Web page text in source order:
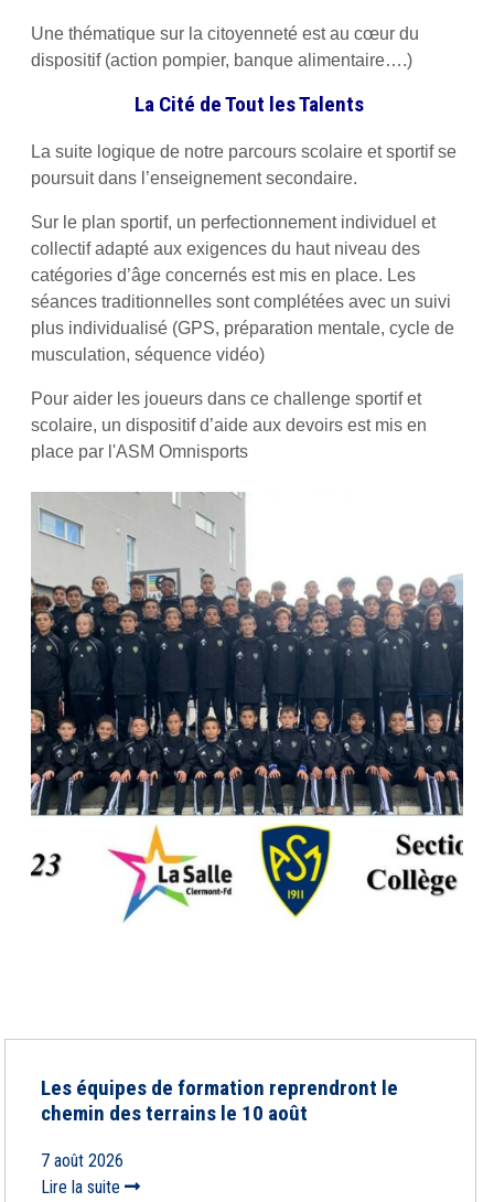
Une thématique sur la citoyenneté est au cœur du
dispositif (action pompier, banque alimentaire….)
La Cité de Tout les Talents
La suite logique de notre parcours scolaire et sportif se
poursuit dans l’enseignement secondaire.
Sur le plan sportif, un perfectionnement individuel et
collectif adapté aux exigences du haut niveau des
catégories d’âge concernés est mis en place. Les
séances traditionnelles sont complétées avec un suivi
plus individualisé (GPS, préparation mentale, cycle de
musculation, séquence vidéo)
Pour aider les joueurs dans ce challenge sportif et
scolaire, un dispositif d’aide aux devoirs est mis en
place par l'ASM Omnisports
Les équipes de formation reprendront le
chemin des terrains le 10 août
7 août 2026
Lire la suite